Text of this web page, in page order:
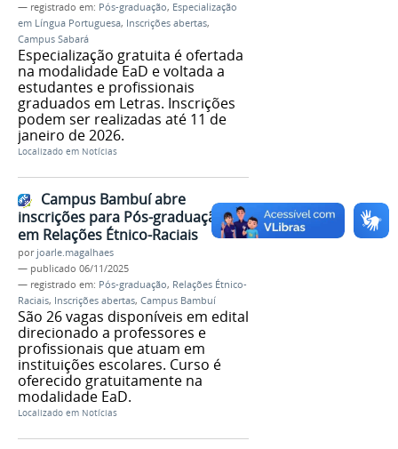
— registrado em: Pós-graduação, Especialização
em Língua Portuguesa, Inscrições abertas,
Campus Sabará
Especialização gratuita é ofertada
na modalidade EaD e voltada a
estudantes e profissionais
graduados em Letras. Inscrições
podem ser realizadas até 11 de
janeiro de 2026.
Localizado em Notícias
Campus Bambuí abre
inscrições para Pós-graduação
em Relações Étnico-Raciais
por joarle.magalhaes
— publicado 06/11/2025
— registrado em: Pós-graduação, Relações Étnico-
Raciais, Inscrições abertas, Campus Bambuí
São 26 vagas disponíveis em edital
direcionado a professores e
profissionais que atuam em
instituições escolares. Curso é
oferecido gratuitamente na
modalidade EaD.
Localizado em Notícias